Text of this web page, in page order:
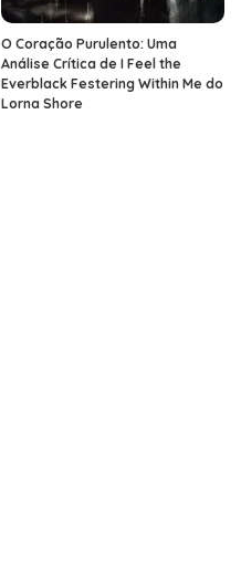
O Coração Purulento: Uma
Análise Crítica de I Feel the
Everblack Festering Within Me do
Lorna Shore